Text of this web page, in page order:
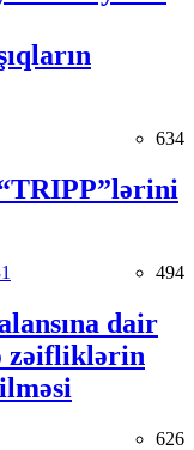
634
494
dair
zəifliklərin
626